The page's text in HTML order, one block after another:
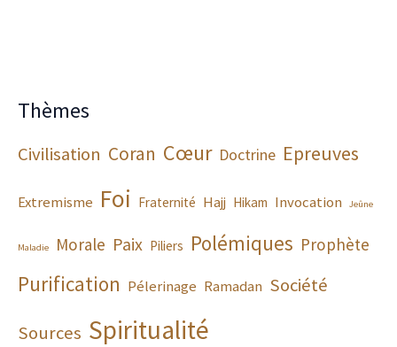
Thèmes
Civilisation Coran Cœur Doctrine Epreuves
Extremisme Foi Fraternité Hajj Hikam Invocation Jeûne
Maladie Morale Paix Piliers Polémiques Prophète
Purification Pélerinage Ramadan Société
Sources Spiritualité